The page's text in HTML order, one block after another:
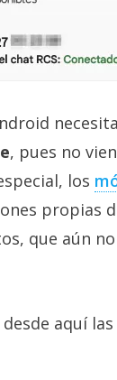
, pues no
los
propias
que aún
aquí